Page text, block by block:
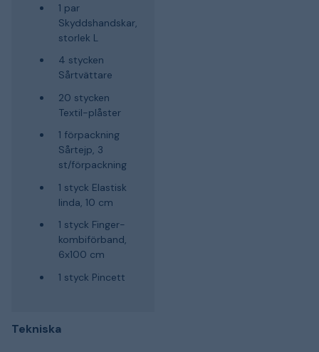
1 par
Skyddshandskar,
storlek L
4 stycken
Sårtvättare
20 stycken
Textil-plåster
1 förpackning
Sårtejp, 3
st/förpackning
1 styck Elastisk
linda, 10 cm
1 styck Finger-
kombiförband,
6x100 cm
1 styck Pincett
Tekniska